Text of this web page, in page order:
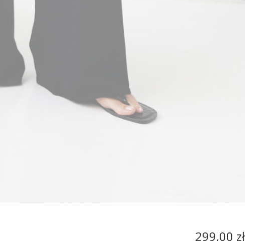
Cena
299,00 zł